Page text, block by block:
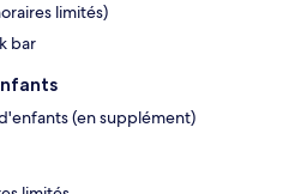
limités)
bar
(en supplément)